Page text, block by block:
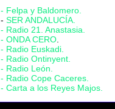
- Felpa y Baldomero.
- SER ANDALUCÍA.
- Radio 21. Anastasia.
- ONDA CERO
- Radio Euskadi.
- Radio Ontinyent.
- Radio León.
- Radio Cope Caceres.
- Carta a los Reyes Majos.